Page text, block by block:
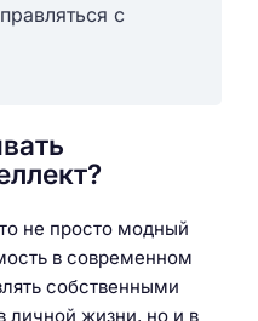
с
не просто модный
в современном
собственными
личной жизни, но и в